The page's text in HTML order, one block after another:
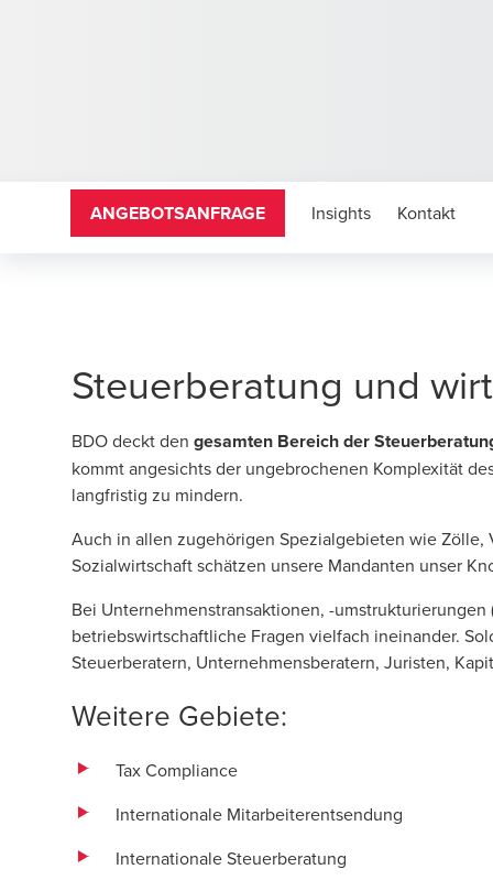
ANGEBOTSANFRAGE Insights Kontakt
Steuerberatung und
BDO deckt den gesamten Bereich der
kommt angesichts der ungebrochenen Komplexität
langfristig zu mindern.
Auch in allen zugehörigen Spezialgebieten wie Zölle,
Sozialwirtschaft schätzen unsere Mandanten unser
Bei Unternehmenstransaktionen, -umstrukturierungen
betriebswirtschaftliche Fragen vielfach ineinander.
Steuerberatern, Unternehmensberatern, Juristen,
Weitere Gebiete:
Tax Compliance
Internationale Mitarbeiterentsendung
Internationale Steuerberatung